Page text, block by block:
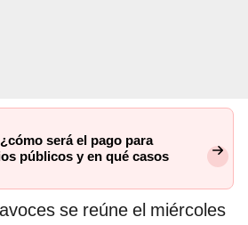
será el pago para
públicos y en qué casos
se reúne el miércoles